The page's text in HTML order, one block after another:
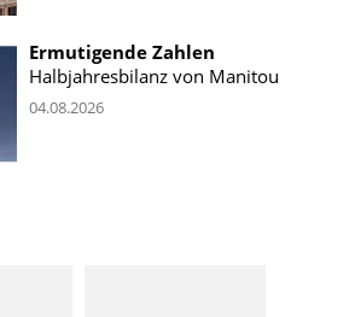
Ermutigende Zahlen
Halbjahresbilanz von Manitou
04.08.2026